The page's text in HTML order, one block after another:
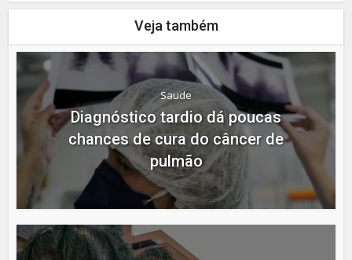
Veja também
Saude
Diagnóstico tardio dá poucas
chances de cura do câncer de
pulmão